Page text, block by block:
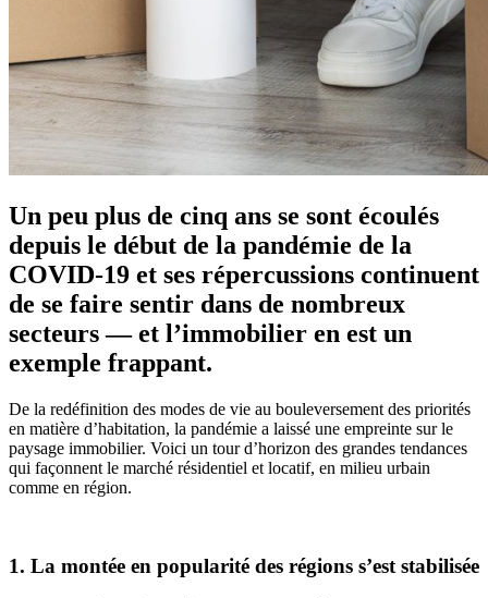
Un peu plus de cinq ans se sont écoulés
depuis le début de la pandémie de la
COVID-19 et ses répercussions continuent
de se faire sentir dans de nombreux
secteurs — et l’immobilier en est un
exemple frappant.
De la redéfinition des modes de vie au bouleversement des priorités
en matière d’habitation, la pandémie a laissé une empreinte sur le
paysage immobilier. Voici un tour d’horizon des grandes tendances
qui façonnent le marché résidentiel et locatif, en milieu urbain
comme en région.
1. La montée en popularité des régions s’est stabilisée